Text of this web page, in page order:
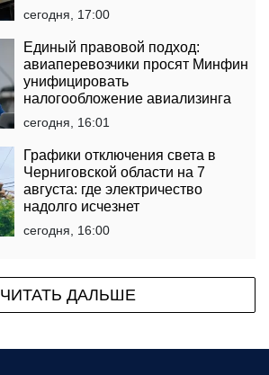
сегодня, 17:00
Единый правовой подход:
авиаперевозчики просят Минфин
унифицировать
налогообложение авиализинга
сегодня, 16:01
Графики отключения света в
Черниговской области на 7
августа: где электричество
надолго исчезнет
сегодня, 16:00
ЧИТАТЬ ДАЛЬШЕ